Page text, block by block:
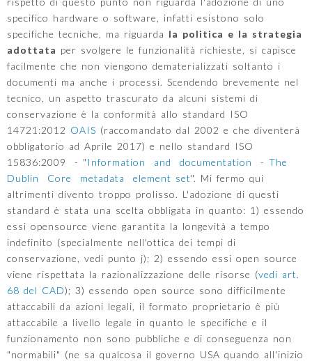
specifico hardware o software, infatti esistono solo
specifiche tecniche, ma riguarda la politica e la strategia
adottata per svolgere le funzionalità richieste, si capisce
facilmente che non viengono dematerializzati soltanto i
documenti ma anche i processi. Scendendo brevemente nel
tecnico, un aspetto trascurato da alcuni sistemi di
conservazione è la conformità allo standard ISO
14721:2012 OAIS (raccomandato dal 2002 e che diventerà
obbligatorio ad Aprile 2017) e nello standard ISO
15836:2009 - " Information and documentation - The
Dublin Core metadata element set". Mi fermo qui
altrimenti divento troppo prolisso. L'adozione di questi
standard è stata una scelta obbligata in quanto: 1) essendo
essi opensource viene garantita la longevità a tempo
indefinito (specialmente nell'ottica dei tempi di
conservazione, vedi punto j); 2) essendo essi open source
viene rispettata la razionalizzazione delle risorse (vedi art.
68 del CAD); 3) essendo open source sono difficilmente
attaccabili da azioni legali, il formato proprietario è più
attaccabile a livello legale in quanto le specifiche e il
funzionamento non sono pubbliche e di conseguenza non
"normabili" (ne sa qualcosa il governo USA quando all'inizio